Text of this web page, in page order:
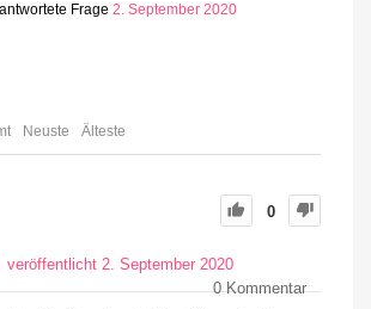
Frage 2. September 2020
Neuste Älteste
0
veröffentlicht 2. September 2020
0Kommentar